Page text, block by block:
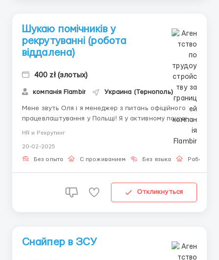
Шукаю помічників у
рекрутуванні (робота
віддалена)
400 zł (злотых)
компанія Flambir Украина (Тернополь)
Мене звуть Оля і я менеджер з питань офіційного
працевлаштування у Польщі! Я у активному пошуку
Вигідні умови співпраці, прозора, вчасна оплата за
кандидата та моя підтримка 24/7 гарантована)))
Звертайтесь за номером!) ...
HR и Рекрутинг
20-02-2025
Без опыта С проживанием Без языка Работа
Откликнуться
Снайпер в ЗСУ